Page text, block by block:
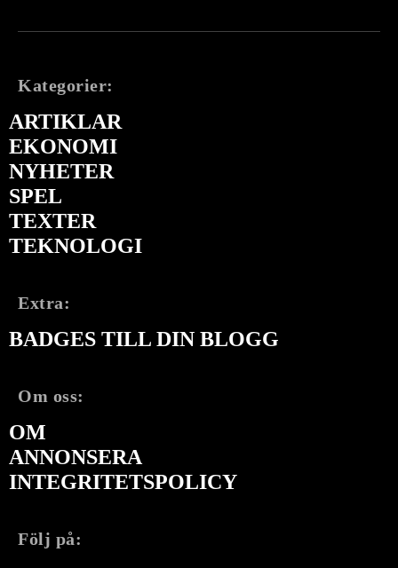
Kategorier:
ARTIKLAR
EKONOMI
NYHETER
SPEL
TEXTER
TEKNOLOGI
Extra:
BADGES TILL DIN BLOGG
Om oss:
OM
ANNONSERA
INTEGRITETSPOLICY
Följ på: